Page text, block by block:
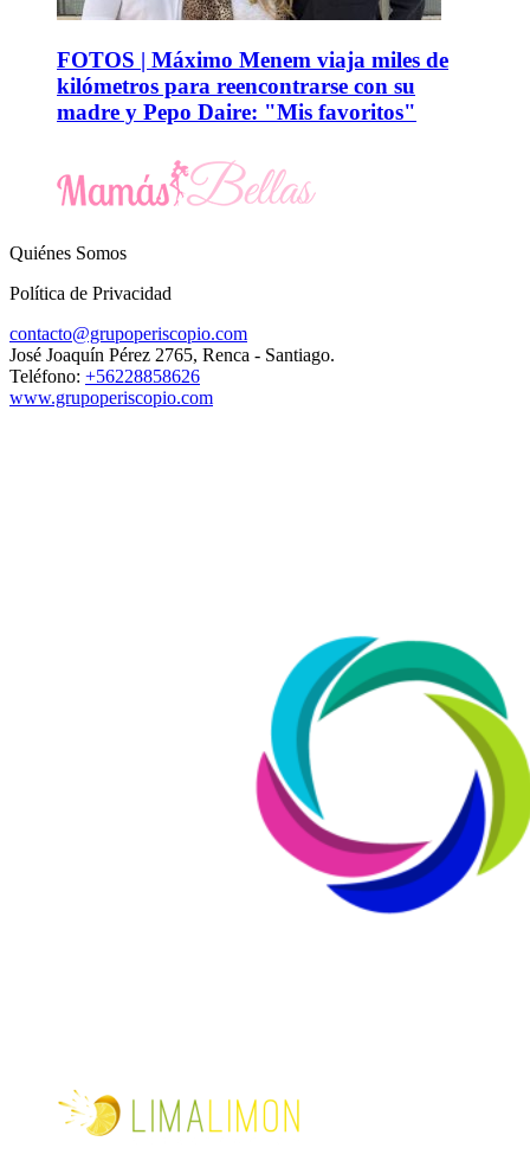
FOTOS | Máximo Menem viaja miles de
kilómetros para reencontrarse con su
madre y Pepo Daire: "Mis favoritos"
Quiénes Somos
Política de Privacidad
contacto@grupoperiscopio.com
José Joaquín Pérez 2765, Renca - Santiago.
Teléfono: +56228858626
www.grupoperiscopio.com